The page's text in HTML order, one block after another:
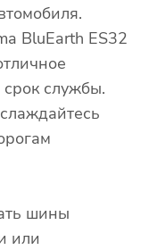
BluEarth ES32
службы.
шины
или